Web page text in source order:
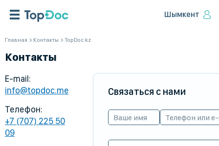
Шымкент
Главная Контакты TopDoc.kz
Контакты
E-mail:
info@topdoc.me
Телефон:
+7 (707) 225 50
09
Связаться с нами